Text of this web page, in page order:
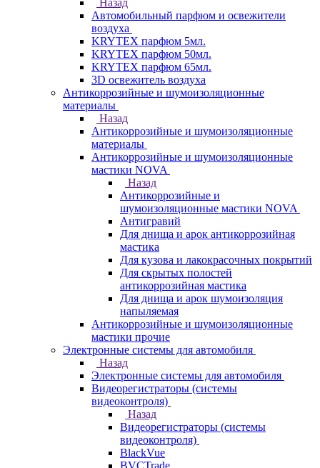
Назад
Автомобильный парфюм и освежители
воздуха
KRYTEX парфюм 5мл.
KRYTEX парфюм 50мл.
KRYTEX парфюм 65мл.
3D освежитель воздуха
Антикоррозийные и шумоизоляционные
материалы
Назад
Антикоррозийные и шумоизоляционные
материалы
Антикоррозийные и шумоизоляционные
мастики NOVA
Назад
Антикоррозийные и
шумоизоляционные мастики NOVA
Антигравий
Для днища и арок антикоррозийная
мастика
Для кузова и лакокрасочных покрытий
Для скрытых полостей
антикоррозийная мастика
Для днища и арок шумоизоляция
напыляемая
Антикоррозийные и шумоизоляционные
мастики прочие
Электронные системы для автомобиля
Назад
Электронные системы для автомобиля
Видеорегистраторы (системы
видеоконтроля)
Назад
Видеорегистраторы (системы
видеоконтроля)
BlackVue
BVCTrade